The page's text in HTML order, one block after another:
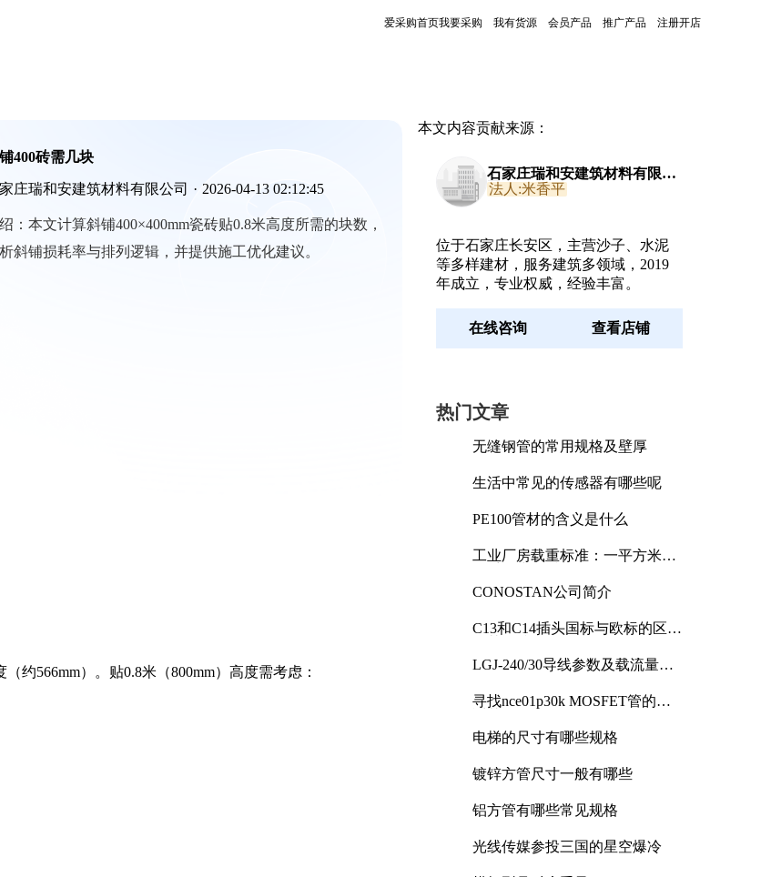
爱采购首页我要采购 我有货源 会员产品 推广产品 注册开店
400砖需几块
庄瑞和安建筑材料有限公司 · 2026-04-13 02:12:45
： 本文计算斜铺400×400mm瓷砖贴0.8米高度所需的块数，
斜铺损耗率与排列逻辑，并提供施工优化建议。
约566mm）。贴0.8米（800mm）高度需考虑：
本文内容贡献来源：
石家庄瑞和安建筑材料有限公
司
法人:米香平
位于石家庄长安区，主营沙子、水泥
等多样建材，服务建筑多领域，2019
年成立，专业权威，经验丰富。
在线咨询 查看店铺
热门文章
无缝钢管的常用规格及壁厚
生活中常见的传感器有哪些呢
PE100管材的含义是什么
工业厂房载重标准：一平方米能
CONOSTAN公司简介
C13和C14插头国标与欧标的区别
LGJ-240/30导线参数及载流量解
寻找nce01p30k MOSFET管的合
电梯的尺寸有哪些规格
镀锌方管尺寸一般有哪些
铝方管有哪些常见规格
光线传媒参投三国的星空爆冷